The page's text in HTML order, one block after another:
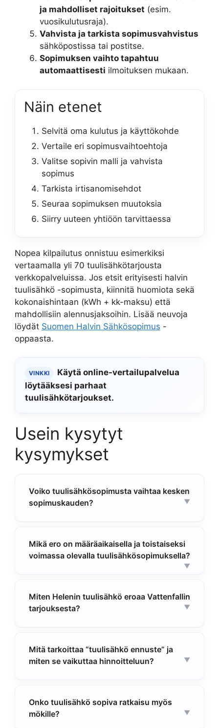
ja mahdolliset rajoitukset (esim.
vuosikulutusraja).
Vahvista ja tarkista sopimusvahvistus
sähköpostissa tai postitse.
Sopimuksen vaihto tapahtuu
automaattisesti ilmoituksen mukaan.
Näin etenet
Selvitä oma kulutus ja käyttökohde
Vertaile eri sopimusvaihtoehtoja
Valitse sopivin malli ja vahvista
sopimus
Tarkista irtisanomisehdot
Seuraa sopimuksen muutoksia
Siirry uuteen yhtiöön tarvittaessa
Nopea kilpailutus onnistuu esimerkiksi
vertaamalla yli 70 tuulisähkötarjousta
verkkopalveluissa. Jos etsit erityisesti halvin
tuulisähkö -sopimusta, kiinnitä huomiota sekä
kokonaishintaan (kWh + kk-maksu) että
mahdollisiin alennusjaksoihin. Lisää neuvoja
löydät Suomen Halvin Sähkösopimus -
oppaasta.
VINKKI
Käytä online-vertailupalvelua
löytääksesi parhaat
tuulisähkötarjoukset.
Usein kysytyt
kysymykset
Voiko tuulisähkösopimusta vaihtaa kesken
sopimuskauden?
Mikä ero on määräaikaisella ja toistaiseksi
voimassa olevalla tuulisähkösopimuksella?
Miten Helenin tuulisähkö eroaa Vattenfallin
tarjouksesta?
Mitä tarkoittaa “tuulisähkö ennuste” ja
miten se vaikuttaa hinnoitteluun?
Onko tuulisähkö sopiva ratkaisu myös
mökille?